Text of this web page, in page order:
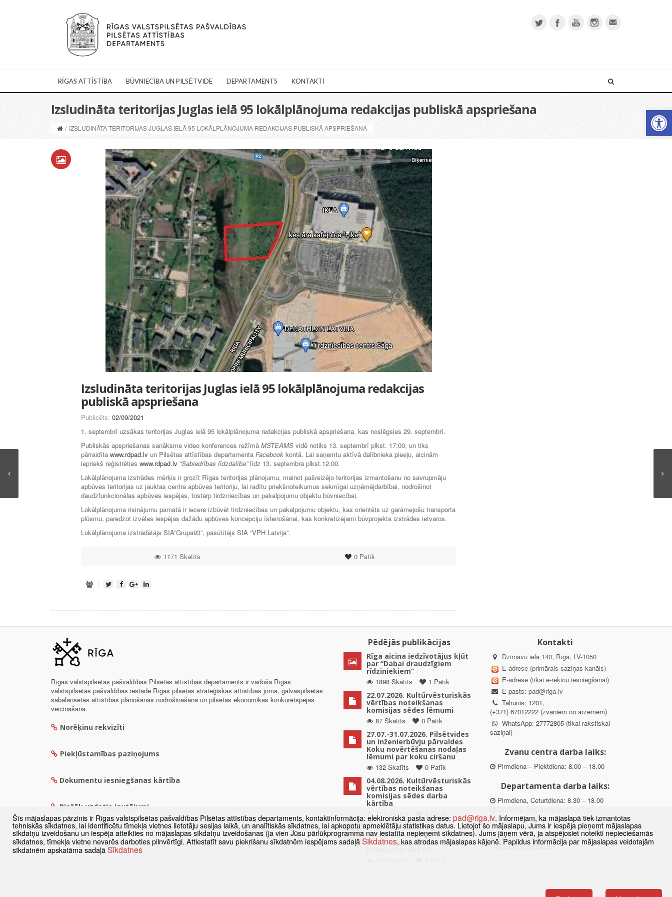
RĪGAS ATTĪSTĪBA BŪVNIECĪBA UN PILSĒTVIDE DEPARTAMENTS KONTAKTI
Izsludināta teritorijas Juglas ielā 95 lokālplānojuma redakcijas publiskā apspriešana
/ IZSLUDINĀTA TERITORIJAS JUGLAS IELĀ 95 LOKĀLPLĀNOJUMA REDAKCIJAS PUBLISKĀ APSPRIEŠANA
Izsludināta teritorijas Juglas ielā 95 lokālplānojuma redakcijas
publiskā apspriešana
Publicēts: 02/09/2021
1. septembrī uzsākas teritorijas Juglas ielā 95 lokālplānojuma redakcijas publiskā apspriešana, kas noslēgsies 29. septembrī.
Publiskās apspriešanas sanāksme video konferences režīmā MSTEAMS vidē notiks 13. septembrī plkst. 17:00, un tiks
pārraidīta www.rdpad.lv un Pilsētas attīstības departamenta Facebook kontā. Lai saņemtu aktīvā dalībnieka pieeju, aicinām
iepriekš reģistrēties www.rdpad.lv “Sabiedrības līdzdalība”līdz 13. septembra plkst.12.00.
Lokālplānojuma izstrādes mērķis ir grozīt Rīgas teritorijas plānojumu, mainot pašreizējo teritorijas izmantošanu no savrupmāju
apbūves teritorijas uz jauktas centra apbūves teritoriju, lai radītu priekšnoteikumus sekmīgai uzņēmējdarbībai, nodrošinot
daudzfunkcionālas apbūves iespējas, tostarp tirdzniecības un pakalpojumu objektu būvniecībai.
Lokālplānojuma risinājumu pamatā ir iecere izbūvēt tirdzniecības un pakalpojumu objektu, kas orientēts uz garāmejošu transporta
plūsmu, paredzot izvēles iespējas dažādu apbūves koncepciju īstenošanai, kas konkretizējami būvprojekta izstrādes ietvaros.
Lokālplānojuma izstrādātājs SIA”Grupa93”, pasūtītājs SIA “VPH Latvija”.
0Patīk
1171 Skatīts
Rīgas valstspilsētas pašvaldības Pilsētas attīstības departaments ir vadošā Rīgas
valstspilsētas pašvaldības iestāde Rīgas pilsētas stratēģiskās attīstības jomā, galvaspilsētas
sabalansētas attīstības plānošanas nodrošināšanā un pilsētas ekonomikas konkurētspējas
veicināšanā.
Norēķinu rekvizīti
Piekļūstamības paziņojums
Dokumentu iesniegšanas kārtība
Biežāk uzdotie jautājumi
Pēdējās publikācijas
Rīga aicina iedzīvotājus kļūt
par “Dabai draudzīgiem
rīdziniekiem”
1898 Skatīts
1 Patīk
22.07.2026. Kultūrvēsturiskās
vērtības noteikšanas
komisijas sēdes lēmumi
87 Skatīts
0 Patīk
27.07.-31.07.2026. Pilsētvides
un inženierbūvju pārvaldes
Koku novērtēšanas nodaļas
lēmumi par koku ciršanu
132 Skatīts
0 Patīk
04.08.2026. Kultūrvēsturiskās
vērtības noteikšanas
komisijas sēdes darba
kārtība
181 Skatīts
0 Patīk
Paziņojums par
detālplānojuma izstrādes
uzsākšanu zemes vienībā
Kontakti
Dzirnavu iela 140, Rīga, LV-1050
E-adrese (primārais saziņas kanāls)
E-adrese (tikai e-rēķinu iesniegšanai)
E-pasts: pad@riga.lv
Tālrunis: 1201,
(+371) 67012222 (zvaniem no ārzemēm)
WhatsApp: 27772805 (tikai rakstiskai
saziņai)
Zvanu centra darba laiks:
Pirmdiena – Piektdiena: 8.00 – 18.00
Departamenta darba laiks:
Pirmdiena, Ceturtdiena: 8.30 – 18.00
Piektdiena: 8.30 – 15.00
Klātienes konsultācijas pieejamas tikai ar
iepriekšēju pierakstu.
Šīs mājaslapas pārzinis ir Rīgas valstspilsētas pašvaldības Pilsētas attīstības departaments, kontaktinformācija: elektroniskā pasta adrese: pad@riga.lv. Informējam, ka mājaslapā tiek izmantotas
tehniskās sīkdatnes, lai identificētu tīmekļa vietnes lietotāju sesijas laikā, un analītiskās sīkdatnes, lai apkopotu apmeklētāju statistikas datus. Lietojot šo mājaslapu, Jums ir iespēja pieņemt mājaslapas
sīkdatņu izveidošanu un iespēja atteikties no mājaslapas sīkdatņu izveidošanas (ja vien Jūsu pārlūkprogramma nav iestatīta nepieņemt sīkdatnes). Jums jāņem vērā, ja atspējosiet noteikti nepieciešamās
sīkdatnes, tīmekļa vietne nevarēs darboties pilnvērtīgi. Attiestatīt savu piekrišanu sīkdatnēm iespējams sadaļā Sīkdatnes, kas atrodas mājaslapas kājenē. Papildus informācija par mājaslapas veidotajām
sīkdatnēm apskatāma sadaļā Sīkdatnes